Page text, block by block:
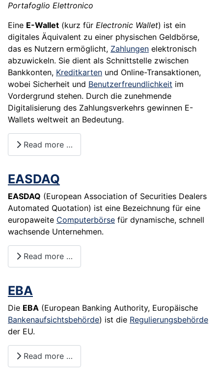
Portafoglio Elettronico
Eine E-Wallet (kurz für Electronic Wallet) ist ein
digitales Äquivalent zu einer physischen Geldbörse,
das es Nutzern ermöglicht, Zahlungen elektronisch
abzuwickeln. Sie dient als Schnittstelle zwischen
Bankkonten, Kreditkarten und Online-Transaktionen,
wobei Sicherheit und Benutzerfreundlichkeit im
Vordergrund stehen. Durch die zunehmende
Digitalisierung des Zahlungsverkehrs gewinnen E-
Wallets weltweit an Bedeutung.
Read more …
EASDAQ
EASDAQ (European Association of Securities Dealers
Automated Quotation) ist eine Bezeichnung für eine
europaweite Computerbörse für dynamische, schnell
wachsende Unternehmen.
Read more …
EBA
Die EBA (European Banking Authority, Europäische
Bankenaufsichtsbehörde) ist die Regulierungsbehörde
der EU.
Read more …